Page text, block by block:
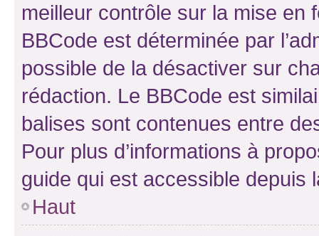
meilleur contrôle sur la mise en
BBCode est déterminée par
possible de la désactiver sur
rédaction. Le BBCode est
balises sont contenues entre
Pour plus d’informations à
guide qui est accessible depuis
Haut